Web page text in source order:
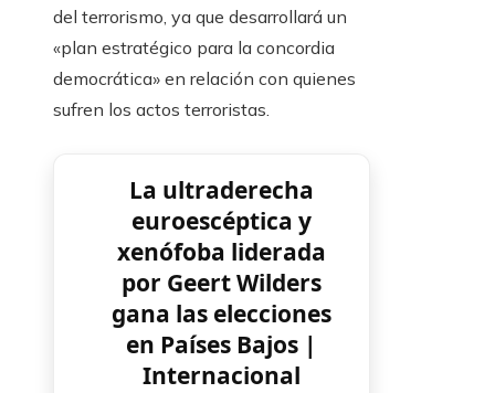
del terrorismo, ya que desarrollará un
«plan estratégico para la concordia
democrática» en relación con quienes
sufren los actos terroristas.
La ultraderecha
euroescéptica y
xenófoba liderada
por Geert Wilders
gana las elecciones
en Países Bajos |
Internacional